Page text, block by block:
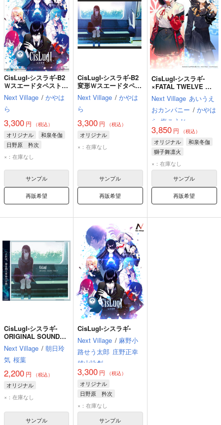
CisLugI-シスラギ-B2
Ｗスエードタペストリ
ーキービジュアル
Next Village / かやは
ら
3,300 円 （税込）
オリジナル
和泉冬伽
日野原 矜次
逢沢 遠恩
×：在庫なし
サンプル
再販希望
CisLugI-シスラギ-B2
変形Ｗスエードタペス
トリー電車シーン
Next Village / かやは
ら
3,300 円 （税込）
オリジナル
×：在庫なし
サンプル
再販希望
CisLugI-シスラギ-
×FATAL TWELVE コ
ラボタペストリー
Next Village あいうえ
おカンパニー / かやは
ら
塩こうじ
3,850円 （税込）
オリジナル
和泉冬伽
獅子舞凛火
×：在庫なし
サンプル
再販希望
CisLugI-シスラギ-
ORIGINAL SOUND
TRACK
Next Village / 朝日玲
気 桜葉
2,200 円 （税込）
オリジナル
×：在庫なし
サンプル
CisLugI-シスラギ-
Next Village / 麻野小
路せう太郎 庄野正幸
雄山詠創
3,300 円 （税込）
オリジナル
日野原 矜次
但馬 すみれ
逢沢 遠恩
×：在庫なし
サンプル